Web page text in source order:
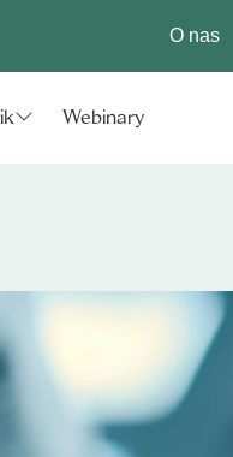
O nas
Webinary